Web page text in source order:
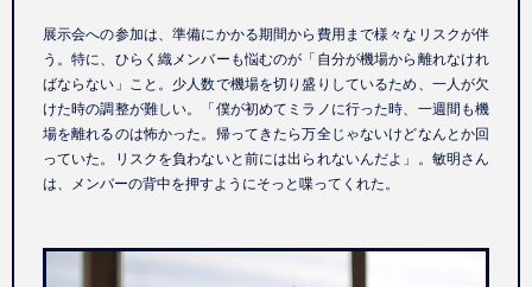
展示会への参加は、準備にかかる期間から費用まで様々なリスクが伴
う。特に、ひらく織メンバーも悩むのが「自分が機場から離れなけれ
ばならない」こと。少人数で機場を切り盛りしているため、一人が欠
けた時の調整が難しい。「僕が初めてミラノに行った時、一週間も機
場を離れるのは怖かった。帰ってきたら万全じゃないけどなんとか回
っていた。リスクを負わないと前には出られないんだよ」。敏明さん
は、メンバーの背中を押すようにそっと喋ってくれた。